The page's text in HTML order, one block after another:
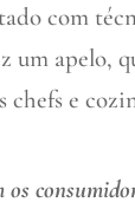
com
um apelo,
chefs e
os